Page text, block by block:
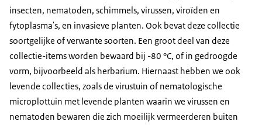
insecten, nematoden, schimmels, virussen, viroïden en
fytoplasma's, en invasieve planten. Ook bevat deze collectie
soortgelijke of verwante soorten. Een groot deel van deze
collectie-items worden bewaard bij -80 °C, of in gedroogde
vorm, bijvoorbeeld als herbarium. Hiernaast hebben we ook
levende collecties, zoals de virustuin of nematologische
microplottuin met levende planten waarin we virussen en
nematoden bewaren die zich moeilijk vermeerderen buiten